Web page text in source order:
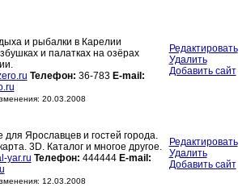
и рыбалки в Карелии
и палатках на озёрах
Телефон: 36-783 E-mail:
20.03.2008
Редактировать
Удалить
Добавить сайт
для Ярославцев и гостей города.
3D. Каталог и многое другое.
yar.ru Телефон: 444444 E-mail:
12.03.2008
Редактировать
Удалить
Добавить сайт